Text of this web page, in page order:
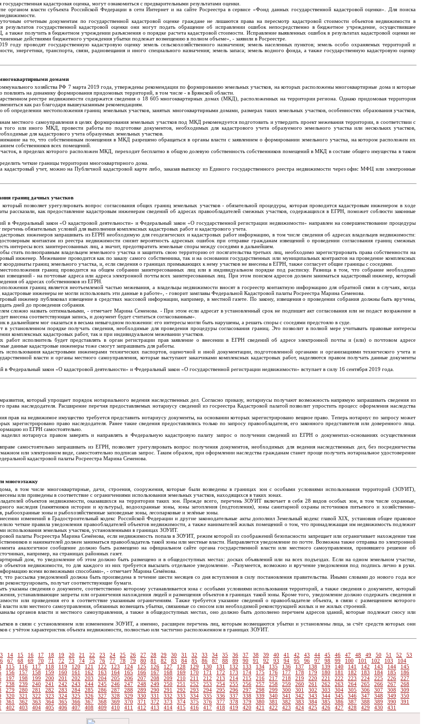
кадастровая оценка, могут ознакомиться с предварительными результатами оценки.
органом власти субъекта Российской Федерации в сети Интернет и на сайте Росреестра в сервисе «Фонд данных государственной кадастровой оценки». Для поиска
отчетным документам по государственной кадастровой оценке граждане не лишаются права на пересмотр кадастровой стоимости объектов недвижимости в
результатов государственной кадастровой оценки они могут подать обращение об исправлении ошибок непосредственно в бюджетное учреждение, осуществившее
также получить в бюджетном учреждении разъяснения о порядке расчета кадастровой стоимости. Исправление выявленных ошибок в результатах кадастровой оценки не
действиями бюджетного учреждения убытки подлежат возмещению в полном объеме», - заявили в Росреестре.
году проводят государственную кадастровую оценку земель сельскохозяйственного назначения; земель населенных пунктов; земель особо охраняемых территорий и
энергетики, транспорта, связи, радиовещания и иного специального назначения; земель запаса; земель водного фонда, а также государственную кадастровую оценку
домами
хозяйства РФ 7 марта 2019 года, утверждены рекомендации по формированию земельных участков, на которых расположены многоквартирные дома и которые
на динамику формирования придомовых территорий, в том числе - в Брянской области.
реестре недвижимости содержатся сведения о 18 605 многоквартирных домах (МКД), расположенных на территории региона. Однако придомовая территория
как раз благодаря вышеуказанным рекомендациям.
определении местоположения границ земельных участков, занятых многоквартирными домами, размерах таких земельных участков, особенностях образования участков,
местного самоуправления в целях формирования земельных участков под МКД рекомендуется подготовить и утвердить проект межевания территории, в соответствии с
того или иного МКД, провести работы по подготовке документов, необходимых для кадастрового учета образуемого земельного участка или нескольких участков,
для кадастрового учета образуемых земельных участков.
на то, что собственникам помещения в МКД разрешено обращаться в органы власти с заявлением о формировании земельного участка, на котором расположен их
собственников всех помещений.
в пределах которого расположен МКД, переходит бесплатно в общую долевую собственность собственников помещений в МКД в составе общего имущества в таком
четкие границы территории многоквартирного дома.
учет, можно на Публичной кадастровой карте либо, заказав выписку из Единого государственного реестра недвижимости через офис МФЦ или электронные
границ дачных участков
позволяет урегулировать вопрос согласования общих границ земельных участков - обязательной процедуры, которая проводится кадастровым инженером в ходе
рассказали, как предоставление кадастровым инженерам сведений об адресах правообладателей смежных участков, содержащихся в ЕГРН, поможет соблюсти законные
Федеральный закон «О кадастровой деятельности» и Федеральный закон «О государственной регистрации недвижимости» направлен на совершенствование процедуры
обязательных условий для выполнения комплексных кадастровых работ и кадастрового учета.
инженеров запрашивать из ЕГРН необходимую для геодезических и кадастровых работ информацию, в том числе сведения об адресах владельцев недвижимости:
контактам из реестра недвижимости снизит вероятность адресных ошибок при отправке гражданам извещений о проведении согласования границ смежных
интересы всех заинтересованных лиц, а значит, предотвратить земельные споры между соседями в дальнейшем.
стать полноправным владельцем земельного участка и защитить свою территорию от посягательства третьих лиц, необходимо зарегистрировать права собственности на
инженер. Межевание проводится как по заказу самого собственника, так и на основании государственных или муниципальных контрактов на проведение комплексных
границ земельного участка, и, если сведения о границах примыкающих к нему участков не внесены в ЕГРН, также согласует общие границы с соседями.
границ проводится на общем собрании заинтересованных лиц или в индивидуальном порядке под расписку. Разница в том, что собрание необходимо
извещений - на почтовые адреса или адреса электронной почты всех заинтересованных лиц. При этом поиском адресов должен заниматься кадастровый инженер, который
об адресах собственников из ЕГРН.
границ является неотъемлемой частью межевания, а владельцы недвижимости вносят в госреестр контактную информацию для обратной связи в случаях, когда
инженеры не могли использовать эти данные в работе», - говорит замглавы Федеральной Кадастровой палаты Росреестра Марина Семенова.
инженер публиковал извещение в средствах массовой информации, например, в местной газете. По закону, извещения о проведении собрания должны быть вручены,
дней до проведения собрания.
сложно назвать оптимальными, - отмечает Марина Семенова. - При этом если адресат в установленный срок не подпишет акт согласования или не подаст возражение в
внесена соответствующая запись, и документ будет считаться согласованным».
в дальнейшем мог оказаться в весьма невыгодном положении: его интересы могли быть нарушены, а решать споры с соседями предстояло в суде.
в установленном порядке получать сведения, необходимые для проведения процедуры согласования границ. Это позволит в полной мере учитывать правовые интересы
комплексных кадастровых работ, так и при индивидуальном межевании участков.
работ исполнитель будет представлять в орган регистрации прав заявление о внесении в ЕГРН сведений об адресе электронной почты и (или) о почтовом адресе
данные кадастровые инженеры тоже смогут запрашивать для работы.
использования кадастровыми инженерами технических паспортов, оценочной и иной документации, подготовленной органами и организациями технического учета и
власти и органы местного самоуправления, которые выступают заказчиками комплексных кадастровых работ, наделяются правом получать данные документы
закон «О кадастровой деятельности» и Федеральный закон «О государственной регистрации недвижимости» вступает в силу 16 сентября 2019 года.
который упрощает порядок нотариального ведения наследственных дел. Согласно приказу, нотариусы получают возможность напрямую запрашивать сведения из
наследодателя. Расширение перечня предоставляемых нотариусу сведений из госреестра Кадастровой палатой позволит упростить процесс оформления наследства
прав на недвижимое имущество требуется представить нотариусу документы, на основании которых зарегистрировано вещное право. Теперь нотариус по запросу может
зарегистрировано право наследодателя. Ранее такие сведения предоставлялись только по запросу правообладателя, его законного представителя или доверенного лица.
из ЕГРН самостоятельно.
нотариуса правом заверять и направлять в Федеральную кадастровую палату запрос о получении сведений из ЕГРН о документах-основаниях осуществления
самостоятельно запрашивать из ЕГРН, позволяет урегулировать вопрос получения документов, необходимых для ведения наследственных дел, без посредничества
или электронном виде, самостоятельно подписав запрос. Таким образом, при оформлении наследства гражданам станет проще получить нотариальное удостоверение
кадастровой палаты Росреестра Марина Семенова.
многоэтажку
в том числе многоквартирные, дачи, строения, сооружения, которые были возведены в границах зон с особыми условиями использования территорий (ЗОУИТ),
или приведены в соответствие с ограничениями использования земельных участков, находящихся в таких зонах.
объектов недвижимости, оказавшихся на территории таких зон. Прежде всего, перечень ЗОУИТ включает в себя 28 видов особых зон, в том числе охранные,
наследия (памятников истории и культуры), водоохранные зоны, зоны затопления (подтопления), зоны санитарной охраны источников питьевого и хозяйственно-
зоны и рыбохозяйственные заповедные зоны, лесопарковые и зелёные зоны.
изменений в Градостроительный кодекс Российской Федерации и другие законодательные акты дополнил Земельный кодекс главой XIX, установив общее правовое
четкие правила уведомления правообладателей объектов недвижимости, а также нанимателей жилых помещений о том, что принадлежащая им недвижимость подлежит
использования земельных участков, установленными в границах ЗОУИТ.
палаты Росреестра Марина Семёнова, если недвижимость попала в ЗОУИТ, режим которой из соображений безопасности запрещает или ограничивает нахождение там
и нанимателей должен заниматься правообладатель такой зоны или местные власти. Направляется уведомление по почте. Возможна также отправка по электронной
аналогичное сообщение должно быть размещено на официальном сайте органа государственной власти или местного самоуправления, принявшего решение об
например, на страницах районных газет.
дом, то уведомление об этом должно быть размещено и в общедоступных местах: досках объявлений или на всех подъездах. Если на одном земельном участке,
недвижимости, то для каждого из них требуется высылать отдельное уведомление. «Разумеется, возможно и вручение уведомления под подпись лично в руки.
всеми возможными способами», - отмечает Марина Семёнова.
что рассылка уведомлений должна быть произведена в течение шести месяцев со дня вступления в силу постановления правительства. Иными словами до нового года все
получат соответствующие бумаги.
указаны сведения о документе, соответственно которому устанавливается зона с особыми условиями использования территорий, а также сведения о документе, который
устанавливающие запреты или ограничения нахождения людей и размещения объектов в границах такой зоны. Кроме того, уведомление должно содержать сведения и
или приведения его в соответствие указанным ограничениям. Также требуется указание сведений о правообладателе объекта, в связи с размещением которого
власти или местного самоуправления, обязанных возмещать убытки, связанные со сносом или необходимой реконструкцией жилых и не жилых строений.
органов власти и местного самоуправления, а также в общедоступных местах, оно должно быть дополнено перечнем адресов зданий, которые подлежат сносу или
в связи с установлением или изменением ЗОУИТ, а именно, расширен перечень лиц, которым возмещаются убытки и установлены лица, за счёт средств которых они
с учётом характеристик объекта недвижимости, полностью или частично расположенном в границах ЗОУИТ.
14 15 16 17 18 19 20 21 22 23 24 25 26 27 28 29 30 31 32 33 34 35 36 37 38 39 40 41 42 43 44 45 46 47 48 49 50 51 52
53
67 68 69 70 71 72 73 74 75 76 77 78 79 80 81 82 83 84 85 86 87 88 89 90 91 92 93 94 95 96 97 98 99 100 101 102 103
104
115 116 117 118 119 120 121 122 123 124 125 126 127 128 129 130 131 132 133 134 135 136 137 138 139 140 141 142 143 144
145
156 157 158 159 160 161 162 163 164 165 166 167 168 169 170 171 172 173 174 175 176 177 178 179 180 181 182 183 184 185
186
197 198 199 200 201 202 203 204 205 206 207 208 209 210 211 212 213 214 215 216 217 218 219 220 221 222 223 224 225 226
227
238 239 240 241 242 243 244 245 246 247 248 249 250 251 252 253 254 255 256 257 258 259 260 261 262 263 264 265 266 267
268
279 280 281 282 283 284 285 286 287 288 289 290 291 292 293 294 295 296 297 298 299 300 301 302 303 304 305 306 307 308
309
320 321 322 323 324 325 326 327 328 329 330 331 332 333 334 335 336 337 338 339 340 341 342 343 344 345 346 347 348 349
350
361 362 363 364 365 366 367 368 369 370 371 372 373 374 375 376 377 378 379 380 381 382 383 384 385 386 387 388 389 390
391
402 403 404 405 406 407 408 409 410 411 412 413 414 415 416 417 418 419 420 421 422 423 424 425 426 427 428 429 430 431